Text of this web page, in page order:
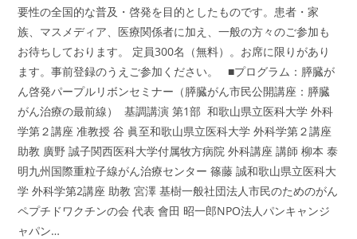
要性の全国的な普及・啓発を目的としたものです。患者・家
族、マスメディア、医療関係者に加え、一般の方々のご参加も
お待ちしております。 定員300名（無料）。お席に限りがあり
ます。事前登録のうえご参加ください。 ■プログラム：膵臓が
ん啓発パープルリボンセミナー（膵臓がん市民公開講座：膵臓
がん治療の最前線） 基調講演 第1部 和歌山県立医科大学 外科
学第２講座 准教授 谷 眞至和歌山県立医科大学 外科学第２講座
助教 廣野 誠子関西医科大学付属牧方病院 外科講座 講師 柳本 泰
明九州国際重粒子線がん治療センター 篠藤 誠和歌山県立医科大
学 外科学第2講座 助教 宮澤 基樹一般社団法人市民のためのがん
ペプチドワクチンの会 代表 會田 昭一郎NPO法人パンキャンジ
ャパン…